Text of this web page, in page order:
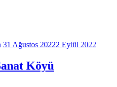
31 Ağustos 20222 Eylül 2022
Köyü